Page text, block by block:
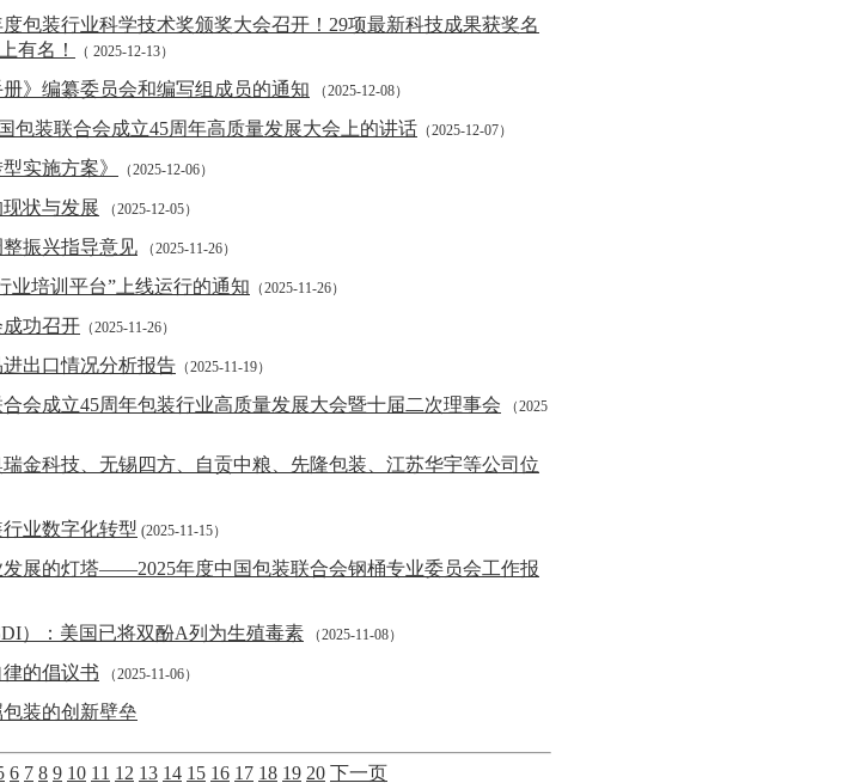
度包装行业科学技术奖颁奖大会召开！29项最新科技成果获奖名
有名！
（ 2025-12-13）
》编纂委员会和编写组成员的通知 （2025-12-08）
包装联合会成立45周年高质量发展大会上的讲话 （2025-12-07）
实施方案》 （2025-12-06）
状与发展 （2025-12-05）
整振兴指导意见 （2025-11-26）
业培训平台”上线运行的通知 （2025-11-26）
功召开 （2025-11-26）
进出口情况分析报告 （2025-11-19）
会成立45周年包装行业高质量发展大会暨十届二次理事会 （2025
金科技、无锡四方、自贡中粮、先隆包装、江苏华宇等公司位
业数字化转型 (2025-11-15）
展的灯塔——2025年度中国包装联合会钢桶专业委员会工作报
）：美国已将双酚A列为生殖毒素 （2025-11-08）
的倡议书 （2025-11-06）
装的创新壁垒
6 7 8 9 10 11 12 13 14 15 16 17 18 19 20 下一页